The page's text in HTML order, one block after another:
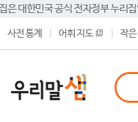
은 대한민국 공식 전자정부 누리
사전 통계 어휘 지도 작은